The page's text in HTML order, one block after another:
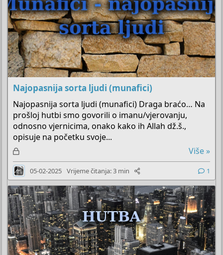
Najopasnija sorta ljudi (munafici)
Najopasnija sorta ljudi (munafici) Draga braćo… Na
prošloj hutbi smo govorili o imanu/vjerovanju,
odnosno vjernicima, onako kako ih Allah dž.š.,
opisuje na početku svoje...
Z
a
k
l
j
u
č
a
n
o
Više »
05-02-2025 Vrijeme čitanja: 3 min 1